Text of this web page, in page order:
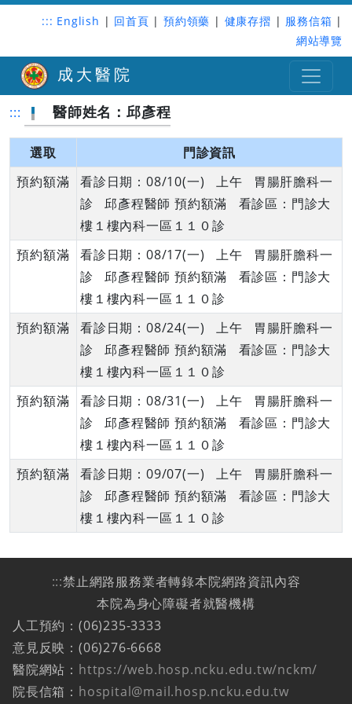
::: English | 回首頁 | 預約領藥 | 健康存摺 | 服務信箱 |
網站導覽
成大醫院
::: 醫師姓名：邱彥程
選取
門診資訊
預約額滿
看診日期：08/10(一) 上午 胃腸肝膽科一
診 邱彥程醫師 預約額滿 看診區：門診大
樓１樓內科一區１１０診
預約額滿
看診日期：08/17(一) 上午 胃腸肝膽科一
診 邱彥程醫師 預約額滿 看診區：門診大
樓１樓內科一區１１０診
預約額滿
看診日期：08/24(一) 上午 胃腸肝膽科一
診 邱彥程醫師 預約額滿 看診區：門診大
樓１樓內科一區１１０診
預約額滿
看診日期：08/31(一) 上午 胃腸肝膽科一
診 邱彥程醫師 預約額滿 看診區：門診大
樓１樓內科一區１１０診
預約額滿
看診日期：09/07(一) 上午 胃腸肝膽科一
診 邱彥程醫師 預約額滿 看診區：門診大
樓１樓內科一區１１０診
:::禁止網路服務業者轉錄本院網路資訊內容
本院為身心障礙者就醫機構
人工預約：(06)235-3333
意見反映：(06)276-6668
醫院網站： https://web.hosp.ncku.edu.tw/nckm/
院長信箱： hospital@mail.hosp.ncku.edu.tw